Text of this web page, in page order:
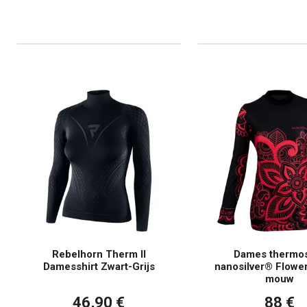
Rebelhorn Therm II
Damesshirt Zwart-Grijs
46,90 €
Dames
nanosilver®
mouw
88 €